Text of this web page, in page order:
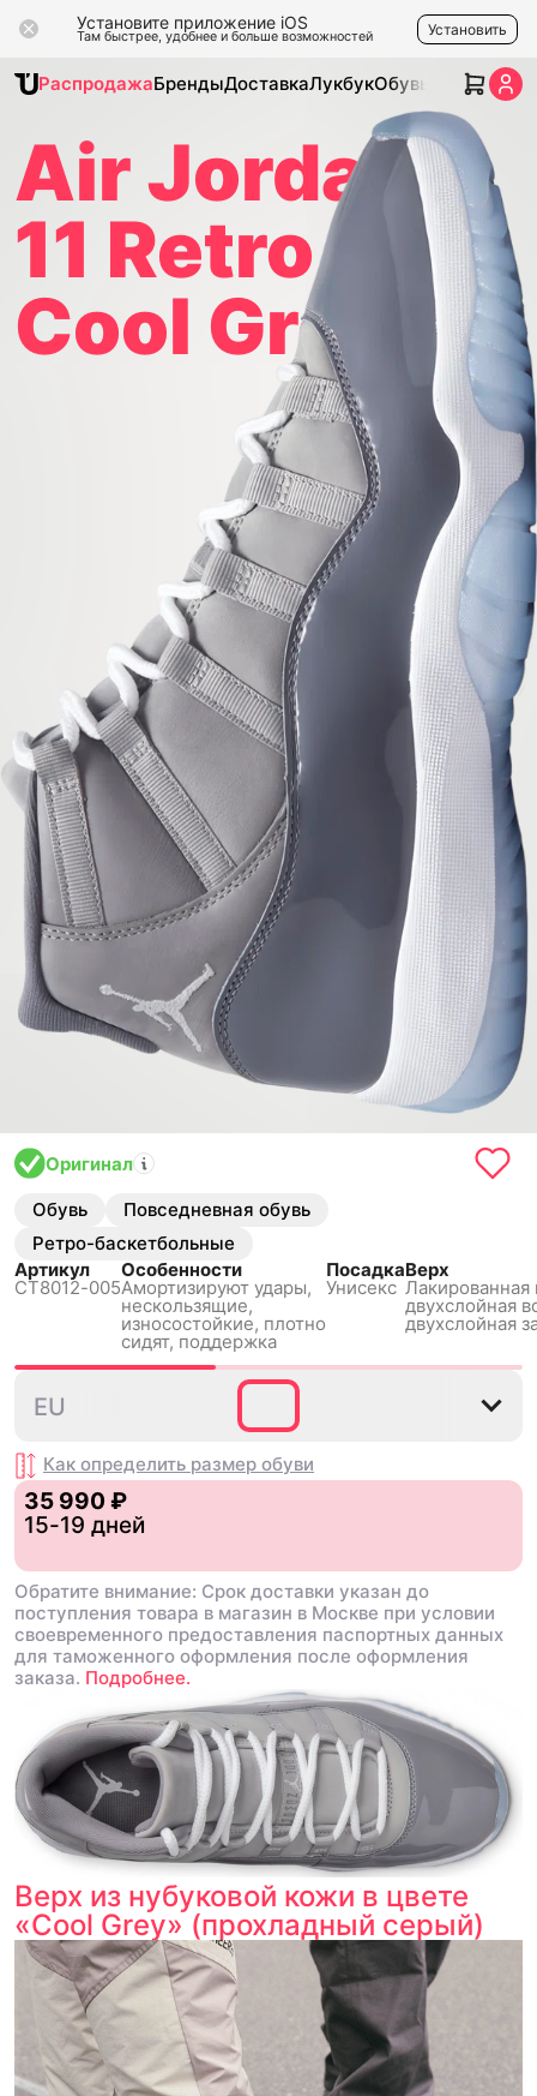
Установите приложение iOS
Там быстрее, удобнее и больше возможностей Установить
РаспродажаБрендыДоставкаЛукбукОбувь Одежда
Air Jordan
11 Retro
Cool Grey
Оригинал
Обувь
Повседневная обувь
Ретро-баскетбольные
Артикул
CT8012-005
Особенности
Амортизируют удары,
нескользящиe,
износостойкие, плотно
сидят, поддержка
Посадка
Унисекс
Верх
Лакированная
двухслойная
двухслойная
38
EU
Как определить размер обуви
35 990 ₽
15-19 дней
Обратите внимание: Срок доставки указан до
поступления товара в магазин в Москве при условии
своевременного предоставления паспортных данных
для таможенного оформления после оформления
заказа. Подробнее.
Верх из нубуковой кожи в цвете
«Cool Grey» (прохладный серый)